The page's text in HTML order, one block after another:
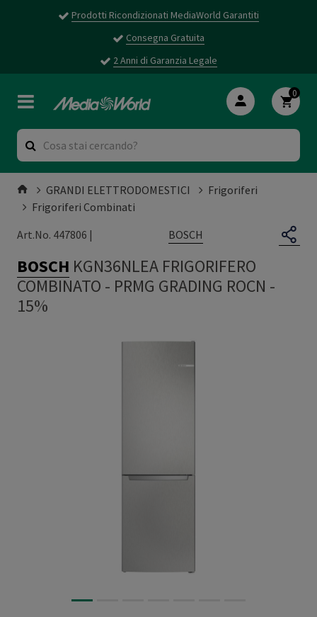
Prodotti Ricondizionati MediaWorld Garantiti
Consegna Gratuita
2 Anni di Garanzia Legale
0
GRANDI ELETTRODOMESTICI
Frigoriferi
Frigoriferi Combinati
Art.No. 447806 |
BOSCH
BOSCH KGN36NLEA FRIGORIFERO
COMBINATO - PRMG GRADING ROCN -
15%